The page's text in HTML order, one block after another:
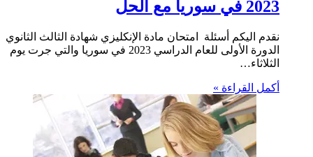
2023 في سوريا مع الحل
نقدم اليكم أسئلة امتحان مادة الإنكليزي شهادة الثالث الثانوي
الدورة الأولى للعام الدراسي 2023 في سوريا والتي جرت يوم
الثلاثاء…
أكمل القراءة »